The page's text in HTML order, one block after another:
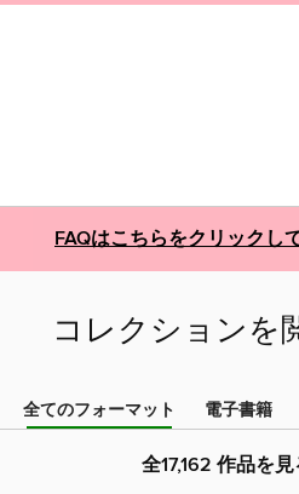
FAQはこちらをクリックし
コレクションを
全てのフォーマット 電子書籍
全17,162 作品を見